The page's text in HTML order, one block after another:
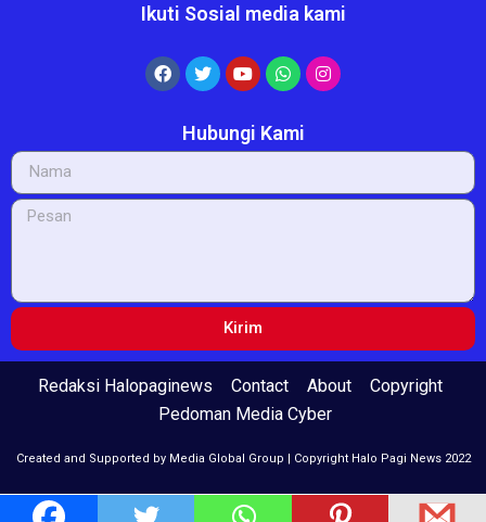
Ikuti Sosial media kami
Hubungi Kami
Kirim
Redaksi Halopaginews Contact About
Copyright
Pedoman Media Cyber
Created and Supported by Media Global Group | Copyright Halo Pagi News 2022